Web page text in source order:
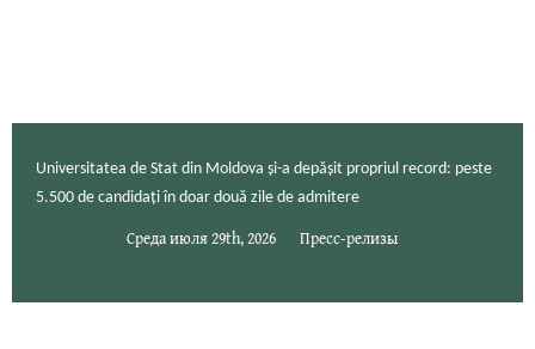
Universitatea de Stat din Moldova și-a depășit propriul record: peste
5.500 de candidați în doar două zile de admitere
Среда июля 29th, 2026 Пресс-релизы